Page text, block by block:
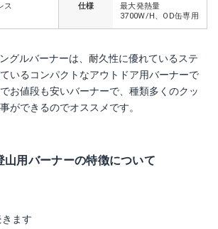
ス 仕様
最大発熱量
3700W/H、OD缶専用
グルバーナーは、耐久性に優れているステ
いるコンパクトなアウトドア用バーナーで
お値段も安いバーナーで、種類多くのクッ
ができるのでオススメです。
山用バーナーの特徴について
ます